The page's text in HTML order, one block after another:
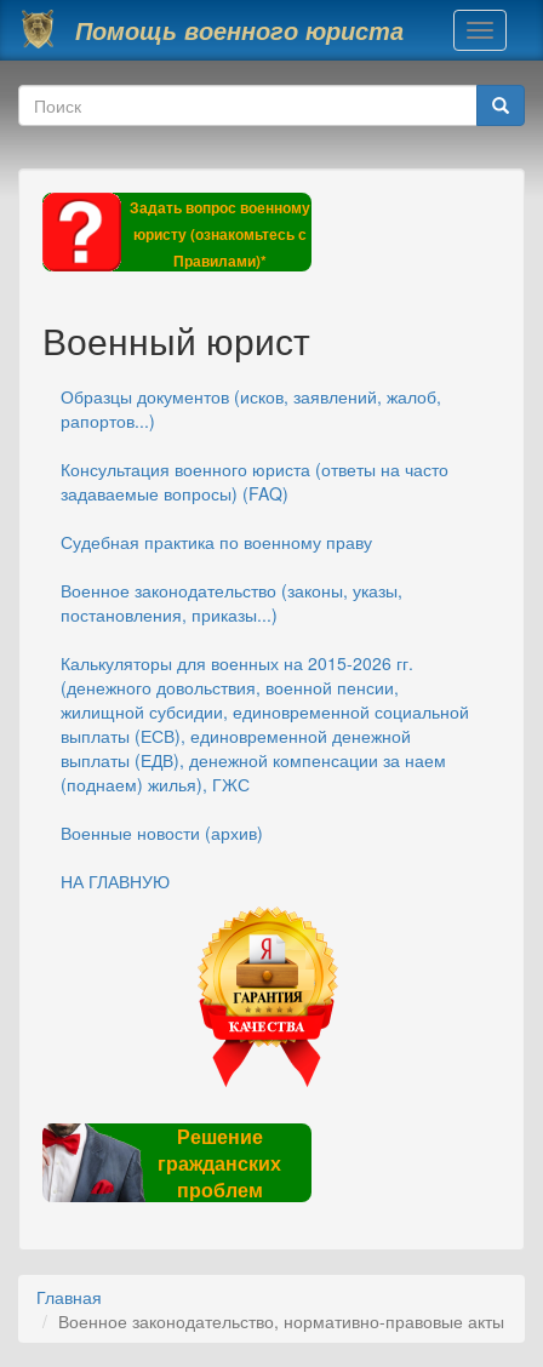
Перейти к основному содержанию
Помощь военного юриста
Toggle
Форма поиска
Поиск
Задать вопрос военному
юристу (ознакомьтесь с
Правилами)*
Военный юрист
Образцы документов (исков, заявлений, жалоб,
рапортов...)
Консультация военного юриста (ответы на часто
задаваемые вопросы) (FAQ)
Судебная практика по военному праву
Военное законодательство (законы, указы,
постановления, приказы...)
Калькуляторы для военных на 2015-2026 гг.
(денежного довольствия, военной пенсии,
жилищной субсидии, единовременной социальной
выплаты (ЕСВ), единовременной денежной
выплаты (ЕДВ), денежной компенсации за наем
(поднаем) жилья), ГЖС
Военные новости (архив)
НА ГЛАВНУЮ
Решение
гражданских
проблем
Главная
Военное законодательство, нормативно-правовые акты